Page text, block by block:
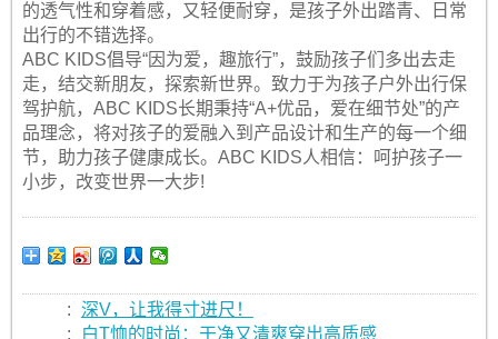
的透气性和穿着感，又轻便耐穿，是孩子外出踏青、日常
出行的不错选择。
ABC KIDS倡导“因为爱，趣旅行”，鼓励孩子们多出去走
走，结交新朋友，探索新世界。致力于为孩子户外出行保
驾护航，ABC KIDS长期秉持“A+优品，爱在细节处”的产
品理念，将对孩子的爱融入到产品设计和生产的每一个细
节，助力孩子健康成长。ABC KIDS人相信：呵护孩子一
小步，改变世界一大步!
: 深V，让我得寸进尺！
:
白T恤的时尚：干净又清爽穿出高质感